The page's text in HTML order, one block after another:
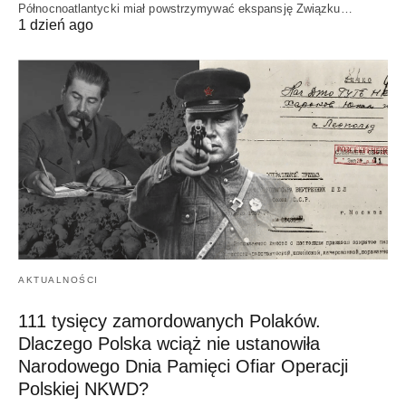
Północnoatlantycki miał powstrzymywać ekspansję Związku…
1 dzień ago
AKTUALNOŚCI
111 tysięcy zamordowanych Polaków.
Dlaczego Polska wciąż nie ustanowiła
Narodowego Dnia Pamięci Ofiar Operacji
Polskiej NKWD?